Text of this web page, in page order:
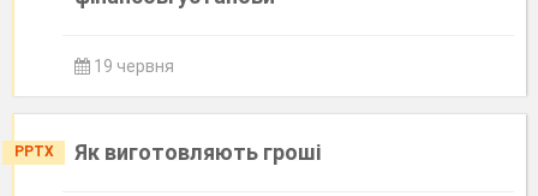
19 червня
PPTX Як виготовляють гроші